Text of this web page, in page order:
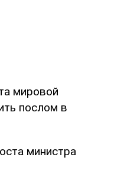
мировой
послом в
министра